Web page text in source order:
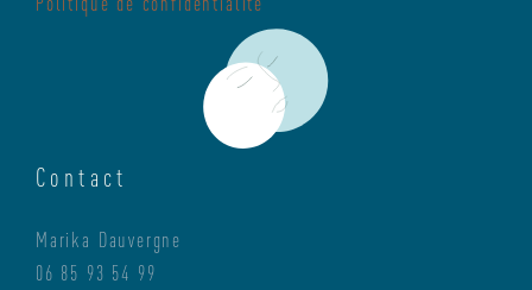
Contact
Marika Dauvergne
06 85 93 54 99